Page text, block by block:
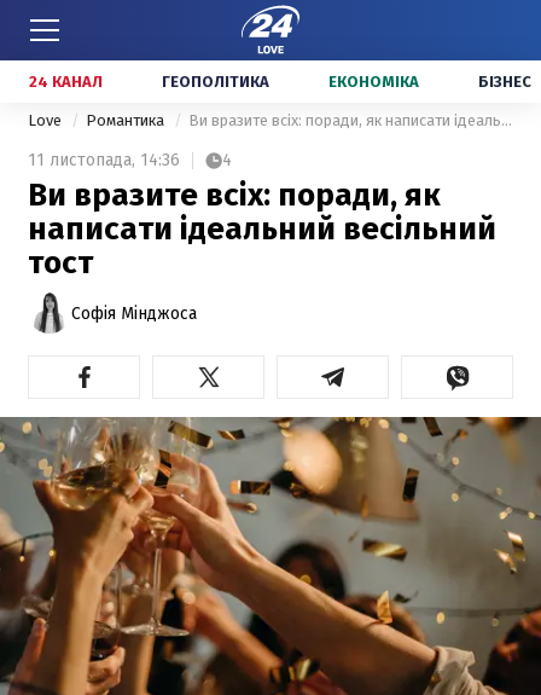
24 КАНАЛ ГЕОПОЛІТИКА ЕКОНОМІКА БІЗНЕС
Love Романтика Ви вразите всіх: поради, як написати ідеальний весільний тост
11 листопада, 14:36 4
Ви вразите всіх: поради, як
написати ідеальний весільний
тост
Софія Мінджоса